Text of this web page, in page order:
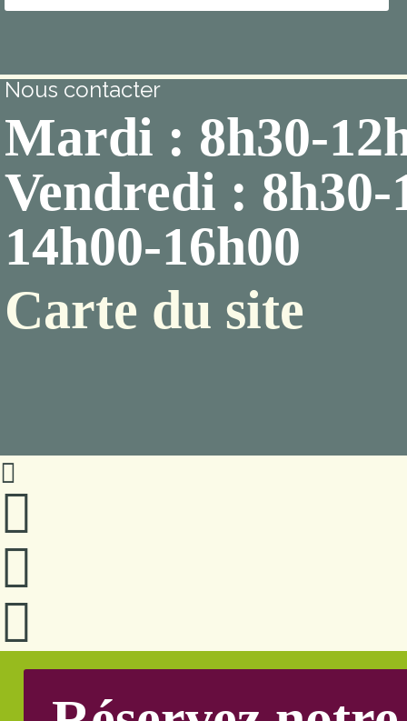
Nous contacter
Mardi : 8h30-
Vendredi : 8h30-
14h00-16h00
Carte du site